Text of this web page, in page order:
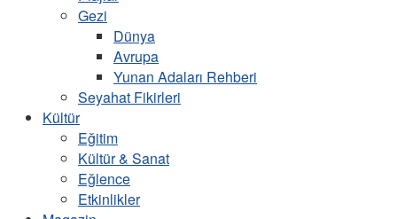
Gezi
Dünya
Avrupa
Yunan Adaları Rehberi
Seyahat Fikirleri
Kültür
Eğitim
Kültür & Sanat
Eğlence
Etkinlikler